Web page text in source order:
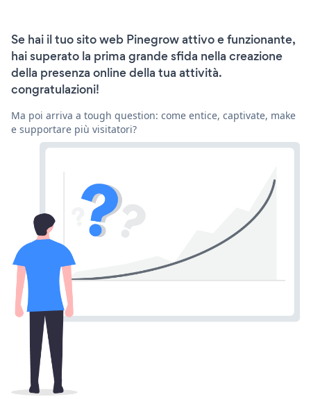
Se hai il tuo sito web Pinegrow attivo e funzionante,
hai superato la prima grande sfida nella creazione
della presenza online della tua attività.
congratulazioni!
Ma poi arriva a tough question: come entice, captivate, make
e supportare più visitatori?